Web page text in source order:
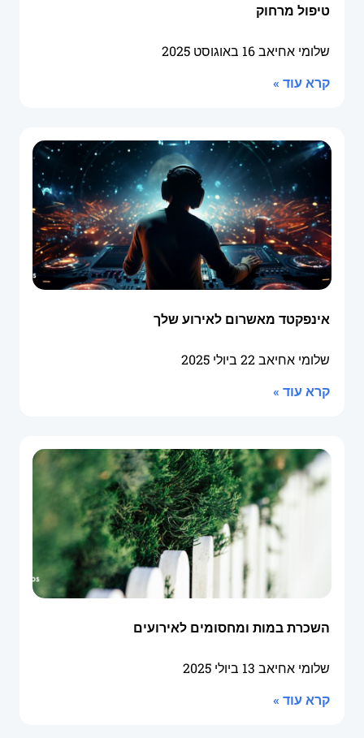
טיפול מרחוק
שלומי אחיאב16 באוגוסט 2025
קרא עוד »
אינפקטד מאשרום לאירוע שלך
שלומי אחיאב22 ביולי 2025
קרא עוד »
השכרת במות ומחסומים לאירועים
שלומי אחיאב 13 ביולי 2025
קרא עוד »